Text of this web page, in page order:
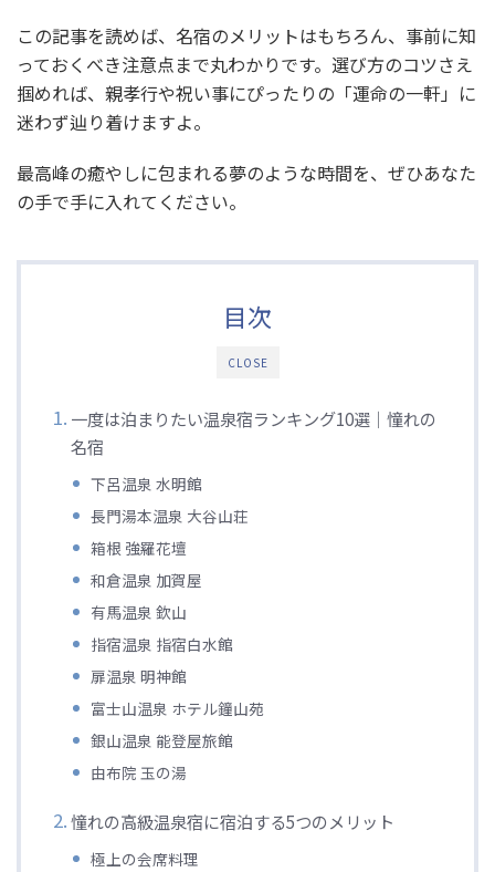
この記事を読めば、名宿のメリットはもちろん、事前に知
っておくべき注意点まで丸わかりです。選び方のコツさえ
掴めれば、親孝行や祝い事にぴったりの「運命の一軒」に
迷わず辿り着けますよ。
最高峰の癒やしに包まれる夢のような時間を、ぜひあなた
の手で手に入れてください。
CLOSE
目次
一度は泊まりたい温泉宿ランキング10選｜憧れの
名宿
下呂温泉 水明館
長門湯本温泉 大谷山荘
箱根 強羅花壇
和倉温泉 加賀屋
有馬温泉 欽山
指宿温泉 指宿白水館
扉温泉 明神館
富士山温泉 ホテル鐘山苑
銀山温泉 能登屋旅館
由布院 玉の湯
憧れの高級温泉宿に宿泊する5つのメリット
極上の会席料理